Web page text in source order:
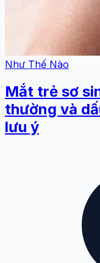
Như Thế Nào
Mắt trẻ sơ
thường và
lưu ý